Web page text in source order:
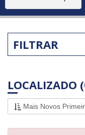
FILTRAR
LOCALIZADO
Mais Novos